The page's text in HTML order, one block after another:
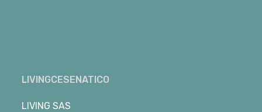
LIVINGCESENATICO
LIVING SAS